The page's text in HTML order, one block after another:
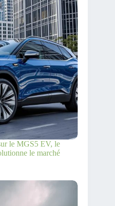
le MGS5 EV, le
le marché